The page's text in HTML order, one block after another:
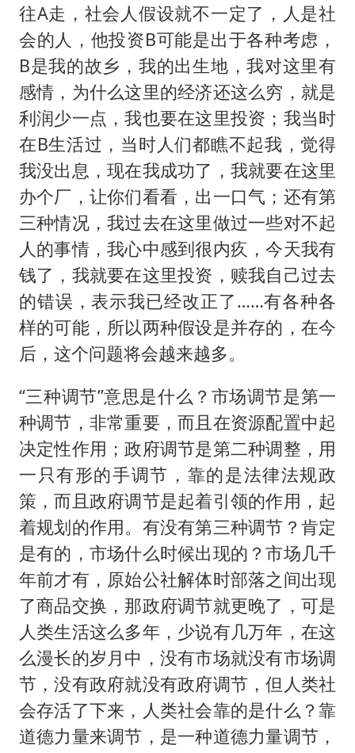
往A走，社会人假设就不一定了，人是社
会的人，他投资B可能是出于各种考虑，
B是我的故乡，我的出生地，我对这里有
感情，为什么这里的经济还这么穷，就是
利润少一点，我也要在这里投资；我当时
在B生活过，当时人们都瞧不起我，觉得
我没出息，现在我成功了，我就要在这里
办个厂，让你们看看，出一口气；还有第
三种情况，我过去在这里做过一些对不起
人的事情，我心中感到很内疚，今天我有
钱了，我就要在这里投资，赎我自己过去
的错误，表示我已经改正了……有各种各
样的可能，所以两种假设是并存的，在今
后，这个问题将会越来越多。
“三种调节”意思是什么？市场调节是第一
种调节，非常重要，而且在资源配置中起
决定性作用；政府调节是第二种调整，用
一只有形的手调节，靠的是法律法规政
策，而且政府调节是起着引领的作用，起
着规划的作用。有没有第三种调节？肯定
是有的，市场什么时候出现的？市场几千
年前才有，原始公社解体时部落之间出现
了商品交换，那政府调节就更晚了，可是
人类生活这么多年，少说有几万年，在这
么漫长的岁月中，没有市场就没有市场调
节，没有政府就没有政府调节，但人类社
会存活了下来，人类社会靠的是什么？靠
道德力量来调节，是一种道德力量调节，